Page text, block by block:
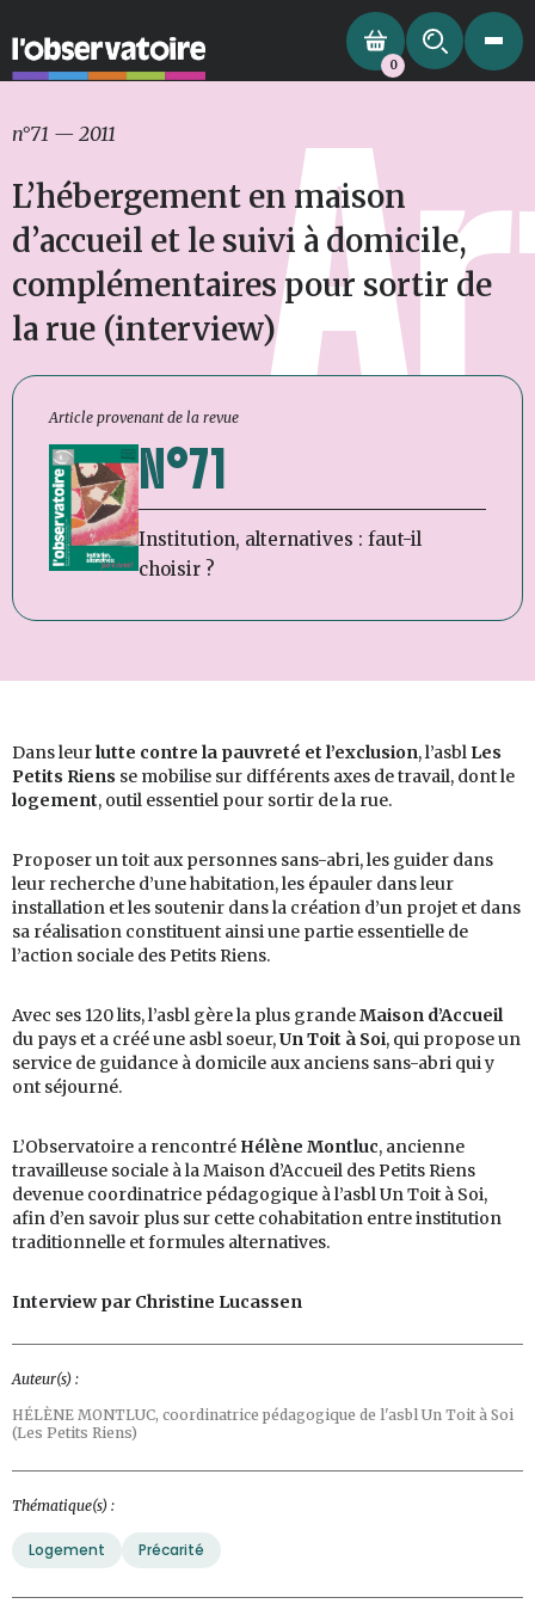
0
n°71 — 2011
L’hébergement en maison
d’accueil et le suivi à domicile,
complémentaires pour sortir de
la rue (interview)
Article provenant de la revue
N°71
Institution, alternatives : faut-il
choisir ?
Dans leurlutte contre la pauvreté et l’exclusion, l’asbl Les
Petits Riens se mobilise sur différents axes de travail, dont le
logement, outil essentiel pour sortir de la rue.
Proposer un toit aux personnes sans-abri, les guider dans
leur recherche d’une habitation, les épauler dans leur
installation et les soutenir dans la création d’un projet et dans
sa réalisation constituent ainsi une partie essentielle de
l’action sociale des Petits Riens.
Avec ses 120 lits, l’asbl gère la plus grandeMaison d’Accueil
du pays et a créé une asbl soeur,Un Toit à Soi, qui propose un
service de guidance à domicile aux anciens sans-abri qui y
ont séjourné.
L’Observatoire a rencontré Hélène Montluc, ancienne
travailleuse sociale à la Maison d’Accueil des Petits Riens
devenue coordinatrice pédagogique à l’asbl Un Toit à Soi,
afin d’en savoir plus sur cette cohabitation entre institution
traditionnelle et formules alternatives.
Interview par Christine Lucassen
Auteur(s) :
HÉLÈNE MONTLUC, coordinatrice pédagogique de l'asbl Un Toit à Soi
(Les Petits Riens)
Thématique(s) :
Logement Précarité